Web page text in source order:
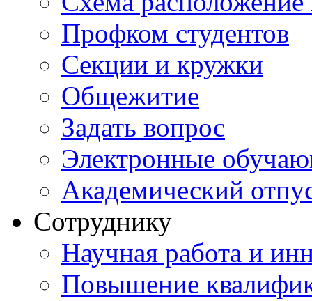
Профком студентов
Секции и кружки
Общежитие
Задать вопрос
Электронные
Академический
Сотруднику
Научная работа и
Повышение